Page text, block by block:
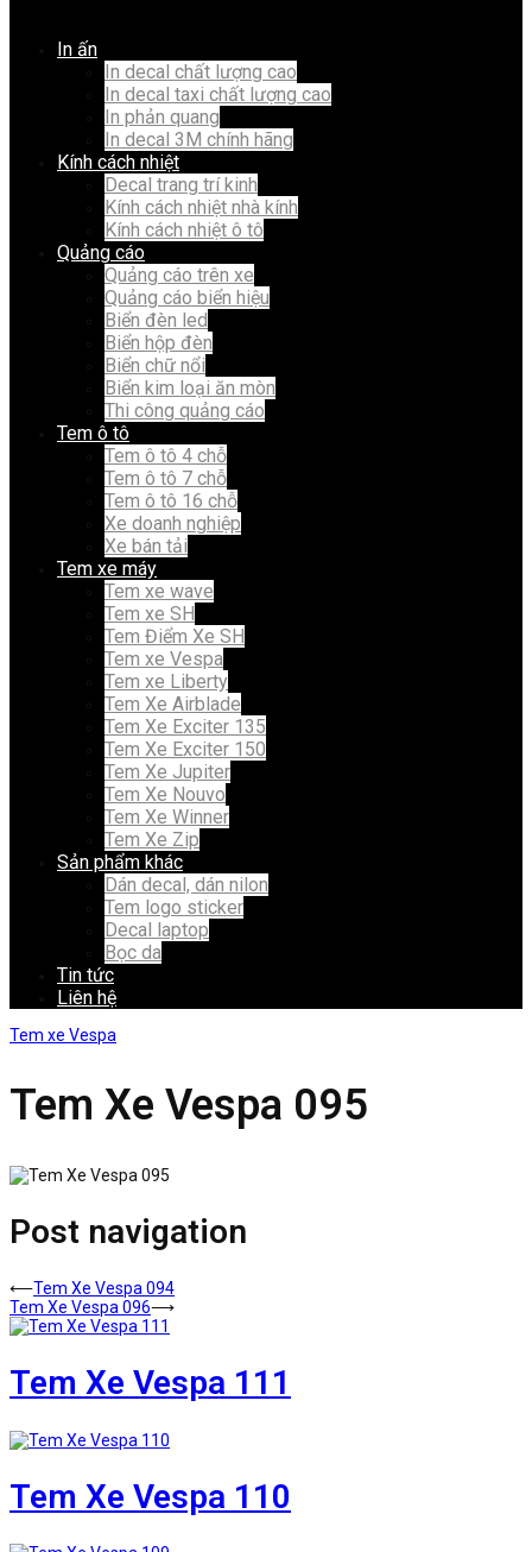
In ấn
In decal chất lượng cao
In decal taxi chất lượng cao
In phản quang
In decal 3M chính hãng
Kính cách nhiệt
Decal trang trí kinh
Kính cách nhiệt nhà kính
Kính cách nhiệt ô tô
Quảng cáo
Quảng cáo trên xe
Quảng cáo biển hiệu
Biển đèn led
Biển hộp đèn
Biển chữ nổi
Biển kim loại ăn mòn
Thi công quảng cáo
Tem ô tô
Tem ô tô 4 chỗ
Tem ô tô 7 chỗ
Tem ô tô 16 chỗ
Xe doanh nghiệp
Xe bán tải
Tem xe máy
Tem xe wave
Tem xe SH
Tem Điểm Xe SH
Tem xe Vespa
Tem xe Liberty
Tem Xe Airblade
Tem Xe Exciter 135
Tem Xe Exciter 150
Tem Xe Jupiter
Tem Xe Nouvo
Tem Xe Winner
Tem Xe Zip
Sản phẩm khác
Dán decal, dán nilon
Tem logo sticker
Decal laptop
Bọc da
Tin tức
Liên hệ
Tem xe Vespa
Tem Xe Vespa 095
Post navigation
⟵Tem Xe Vespa 094
Tem Xe Vespa 096⟶
Tem Xe Vespa 111
Tem Xe Vespa 110